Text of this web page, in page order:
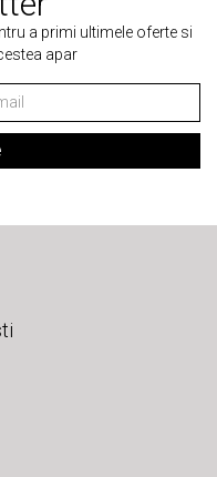
a primi ultimele oferte si
apar